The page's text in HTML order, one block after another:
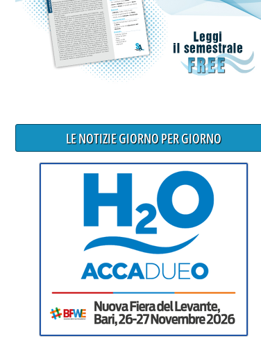
LE NOTIZIE GIORNO PER GIORNO